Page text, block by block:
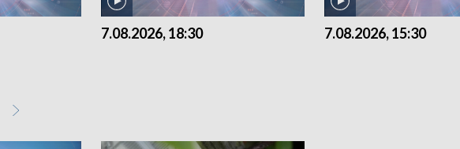
7.08.2026, 18:30 7.08.2026, 15:30